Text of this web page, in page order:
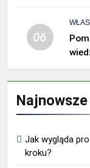
06
Jak wygląda
kroku?